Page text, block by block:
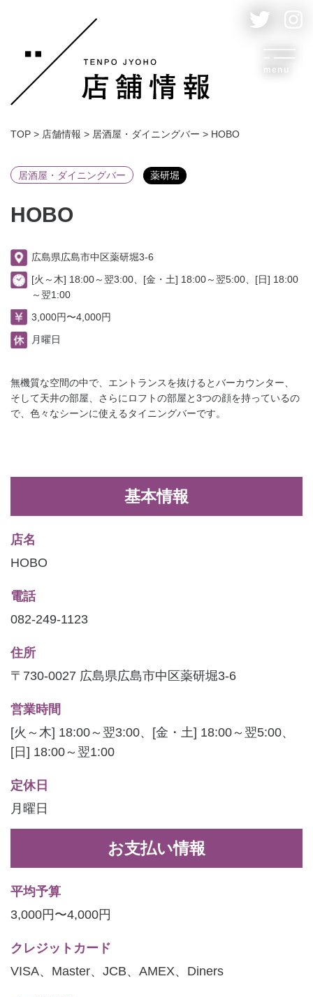
menu
TOP > 店舗情報 > 居酒屋・ダイニングバー > HOBO
居酒屋・ダイニングバー 薬研堀
HOBO
広島県広島市中区薬研堀3-6
[火～木] 18:00～翌3:00、[金・土] 18:00～翌5:00、[日] 18:00
～翌1:00
3,000円〜4,000円
月曜日
無機質な空間の中で、エントランスを抜けるとバーカウンター、
そして天井の部屋、さらにロフトの部屋と3つの顔を持っているの
で、色々なシーンに使えるタイニングバーです。
基本情報
店名
HOBO
電話
082-249-1123
住所
〒730-0027 広島県広島市中区薬研堀3-6
営業時間
[火～木] 18:00～翌3:00、[金・土] 18:00～翌5:00、
[日] 18:00～翌1:00
定休日
月曜日
お支払い情報
平均予算
3,000円〜4,000円
クレジットカード
VISA、Master、JCB、AMEX、Diners